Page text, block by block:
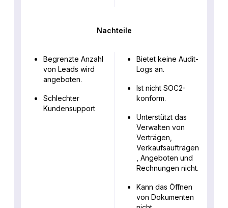
Nachteile
Begrenzte Anzahl
von Leads wird
angeboten.
Schlechter
Kundensupport
Bietet keine Audit-
Logs an.
Ist nicht SOC2-
konform.
Unterstützt das
Verwalten von
Verträgen,
Verkaufsaufträgen
, Angeboten und
Rechnungen nicht.
Kann das Öffnen
von Dokumenten